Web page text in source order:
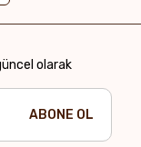
olarak
ABONE OL